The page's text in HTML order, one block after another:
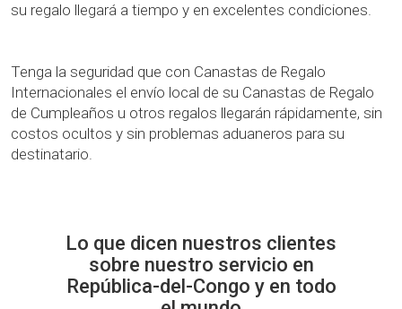
su regalo llegará a tiempo y en excelentes condiciones.
Tenga la seguridad que con Canastas de Regalo
Internacionales el envío local de su Canastas de Regalo
de Cumpleaños u otros regalos llegarán rápidamente, sin
costos ocultos y sin problemas aduaneros para su
destinatario.
Lo que dicen nuestros clientes
sobre nuestro servicio en
República-del-Congo y en todo